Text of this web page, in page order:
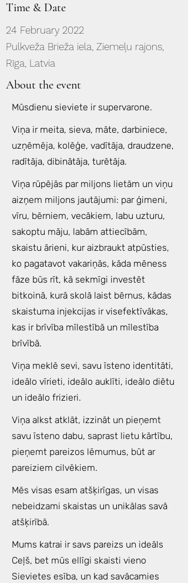
Time & Date
24 February 2022
Pulkveža Brieža iela, Ziemeļu rajons,
Rīga, Latvia
About the event
Mūsdienu sieviete ir supervarone.
Viņa ir meita, sieva, māte, darbiniece,
uzņēmēja, kolēģe, vadītāja, draudzene,
radītāja, dibinātāja, turētāja.
Viņa rūpējās par miljons lietām un viņu
aizņem miljons jautājumi: par ģimeni,
vīru, bērniem, vecākiem, labu uzturu,
sakoptu māju, labām attiecībām,
skaistu ārieni, kur aizbraukt atpūsties,
ko pagatavot vakariņās, kāda mēness
fāze būs rīt, kā sekmīgi investēt
bitkoinā, kurā skolā laist bērnus, kādas
skaistuma injekcijas ir visefektīvākas,
kas ir brīvība mīlestībā un mīlestība
brīvībā.
Viņa meklē sevi, savu īsteno identitāti,
ideālo vīrieti, ideālo auklīti, ideālo diētu
un ideālo frizieri.
Viņa alkst atklāt, izzināt un pieņemt
savu īsteno dabu, saprast lietu kārtību,
pieņemt pareizos lēmumus, būt ar
pareiziem cilvēkiem.
Mēs visas esam atšķirīgas, un visas
nebeidzami skaistas un unikālas savā
atšķirībā.
Mums katrai ir savs pareizs un ideāls
Ceļš, bet mūs ellīgi skaisti vieno
Sievietes esība, un kad savācamies